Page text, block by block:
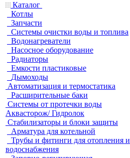
Каталог
Котлы
Запчасти
Системы очистки воды и топлива
Водонагреватели
Насосное оборудование
Радиаторы
Емкости пластиковые
Дымоходы
Автоматизация и термостатика
Расширительные баки
Системы от протечки воды
Аквасторож/ Гидролок
Стабилизаторы и блоки защиты
Арматура для котельной
Трубы и фитинги для отопления и
водоснабжения